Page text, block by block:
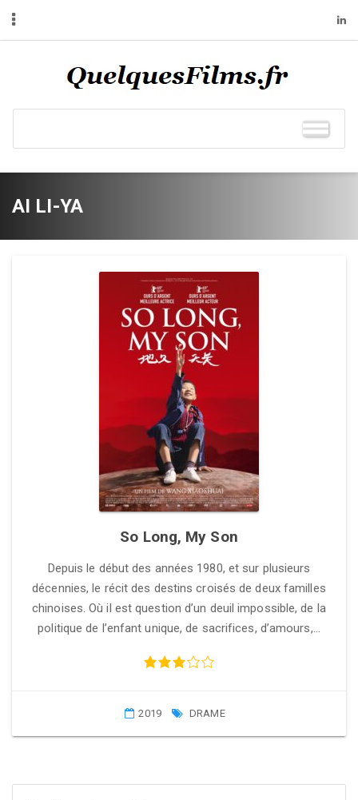
AI LI-YA
So Long, My Son
Depuis le début des années 1980, et sur plusieurs
décennies, le récit des destins croisés de deux familles
chinoises. Où il est question d’un deuil impossible, de la
politique de l’enfant unique, de sacrifices, d’amours,…
2019 DRAME